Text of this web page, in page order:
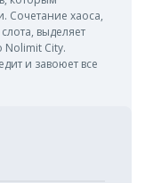
Сочетание хаоса,
выделяет
Nolimit City.
и завоюет все